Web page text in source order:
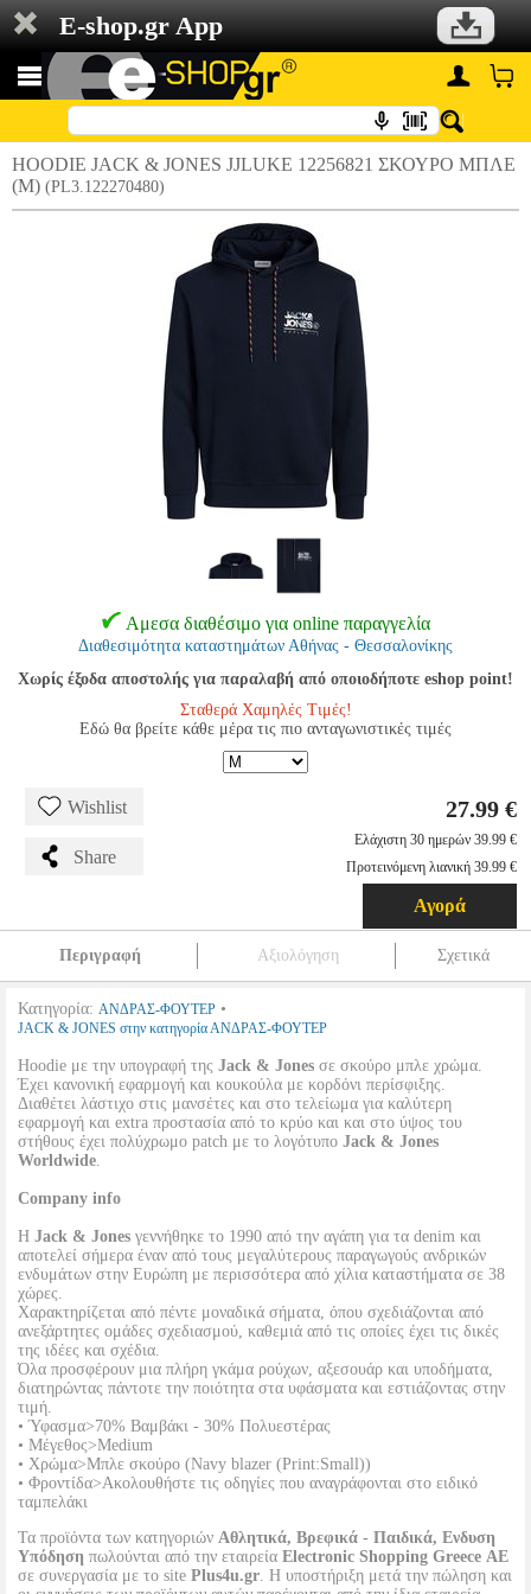
E-shop.gr App
HOODIE JACK & JONES JJLUKE 12256821 ΣΚΟΥΡΟ ΜΠΛΕ
(M) (PL3.122270480)
Αμεσα διαθέσιμο για online παραγγελία
Διαθεσιμότητα καταστημάτων Αθήνας - Θεσσαλονίκης
Χωρίς έξοδα αποστολής για παραλαβή από οποιοδήποτε eshop point!
Σταθερά Χαμηλές Τιμές!
Εδώ θα βρείτε κάθε μέρα τις πιο ανταγωνιστικές τιμές
Wishlist
Share
27.99 €
Ελάχιστη 30 ημερών 39.99 €
Προτεινόμενη λιανική 39.99 €
Αγορά
Περιγραφή Αξιολόγηση Σχετικά
Κατηγορία: ΑΝΔΡΑΣ-ΦΟΥΤΕΡ •
JACK & JONES στην κατηγορία ΑΝΔΡΑΣ-ΦΟΥΤΕΡ
Ηoodie με την υπογραφή της Jack & Jones σε σκούρο μπλε χρώμα.
Έχει κανονική εφαρμογή και κουκούλα με κορδόνι περίσφιξης.
Διαθέτει λάστιχο στις μανσέτες και στο τελείωμα για καλύτερη
εφαρμογή και extra προστασία από το κρύο και και στο ύψος του
στήθους έχει πολύχρωμο patch με το λογότυπο Jack & Jones
Worldwide.
Company info
Η Jack & Jones γεννήθηκε το 1990 από την αγάπη για τα denim και
αποτελεί σήμερα έναν από τους μεγαλύτερους παραγωγούς ανδρικών
ενδυμάτων στην Ευρώπη με περισσότερα από χίλια καταστήματα σε 38
χώρες.
Χαρακτηρίζεται από πέντε μοναδικά σήματα, όπου σχεδιάζονται από
ανεξάρτητες ομάδες σχεδιασμού, καθεμιά από τις οποίες έχει τις δικές
της ιδέες και σχέδια.
Όλα προσφέρουν μια πλήρη γκάμα ρούχων, αξεσουάρ και υποδήματα,
διατηρώντας πάντοτε την ποιότητα στα υφάσματα και εστιάζοντας στην
τιμή.
• Ύφασμα>70% Βαμβάκι - 30% Πολυεστέρας
• Μέγεθος>Medium
• Χρώμα>Μπλε σκούρο (Navy blazer (Print:Small))
• Φροντίδα>Ακολουθήστε τις οδηγίες που αναγράφονται στο ειδικό
ταμπελάκι
Τα προϊόντα των κατηγοριών Αθλητικά, Βρεφικά - Παιδικά, Ενδυση
Υπόδηση πωλούνται από την εταιρεία Electronic Shopping Greece ΑΕ
σε συνεργασία με το site Plus4u.gr. Η υποστήριξη μετά την πώληση και